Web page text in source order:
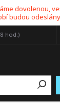
dovolenou,
budou
hod.)